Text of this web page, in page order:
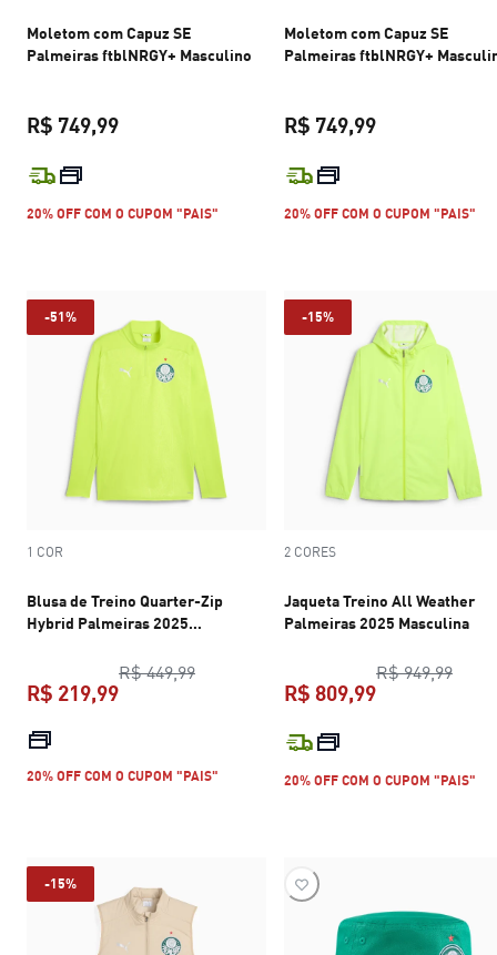
Moletom com Capuz SE
Palmeiras ftblNRGY+ Masculino
R$ 749,99
preço atual R$ 749,99
20% OFF COM O CUPOM "PAIS"
Moletom com Capuz SE
Palmeiras ftblNRGY+
R$ 749,99
20% OFF COM O CUPOM "PAIS"
-51%
1 COR
Blusa de Treino Quarter-Zip
Hybrid Palmeiras 2025
R$ 449,99preço original R$ 449,99
R$ 219,99
preço atual R$ 219,99
20% OFF COM O CUPOM "PAIS"
-15%
2 CORES
Jaqueta Treino All Weather
Palmeiras 2025 Masculina
R$ 949,99
R$ 809,99
20% OFF COM O CUPOM "PAIS"
-15%